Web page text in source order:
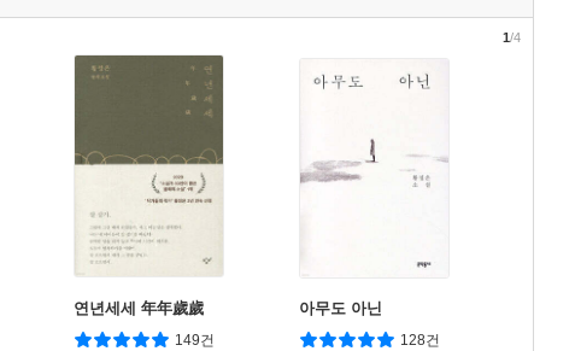
연년세세 年年歲歲
149건
아무도 아닌
128건
1/4